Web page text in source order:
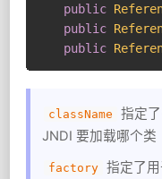
public
public
public
className
指定
JNDI 要加载哪个类
factory
指定了